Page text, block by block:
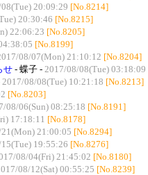
20:09:29 [No.8214]
20:30:46 [No.8215]
22:06:23 [No.8205]
[No.8199]
08/07(Mon) 21:10:12 [No.8204]
せ - 蝶子 - 2017/08/08(Tue) 03:18:09
2017/08/08(Tue) 10:21:18 [No.8213]
[No.8203]
08/06(Sun) 08:25:18 [No.8191]
17:18:11 [No.8178]
21:00:05 [No.8294]
19:55:26 [No.8276]
08/04(Fri) 21:45:02 [No.8180]
08/12(Sat) 00:55:25 [No.8239]